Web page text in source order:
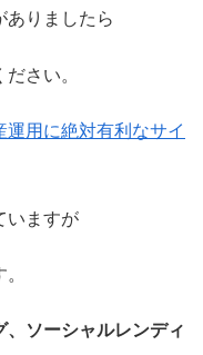
ありましたら
さい。
運用に絶対有利なサイ
いますが
ソーシャルレンディ